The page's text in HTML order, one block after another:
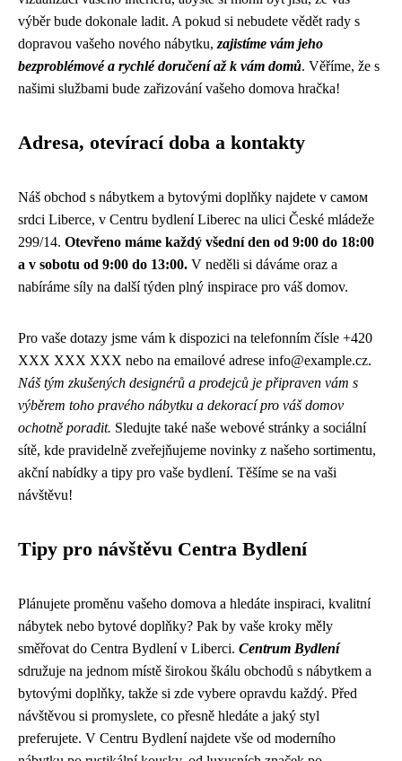
výběr bude dokonale ladit. A pokud si nebudete vědět rady s
dopravou vašeho nového nábytku, zajistíme vám jeho
bezproblémové a rychlé doručení až k vám domů. Věříme, že s
našimi službami bude zařizování vašeho domova hračka!
Adresa, otevírací doba a kontakty
Náš obchod s nábytkem a bytovými doplňky najdete v самом
srdci Liberce, v Centru bydlení Liberec na ulici České mládeže
299/14. Otevřeno máme každý všední den od 9:00 do 18:00
a v sobotu od 9:00 do 13:00. V neděli si dáváme oraz a
nabíráme síly na další týden plný inspirace pro váš domov.
Pro vaše dotazy jsme vám k dispozici na telefonním čísle +420
XXX XXX XXX nebo na emailové adrese info@example.cz.
Náš tým zkušených designérů a prodejců je připraven vám s
výběrem toho pravého nábytku a dekorací pro váš domov
ochotně poradit. Sledujte také naše webové stránky a sociální
sítě, kde pravidelně zveřejňujeme novinky z našeho sortimentu,
akční nabídky a tipy pro vaše bydlení. Těšíme se na vaši
návštěvu!
Tipy pro návštěvu Centra Bydlení
Plánujete proměnu vašeho domova a hledáte inspiraci, kvalitní
nábytek nebo bytové doplňky? Pak by vaše kroky měly
směřovat do Centra Bydlení v Liberci. Centrum Bydlení
sdružuje na jednom místě širokou škálu obchodů s nábytkem a
bytovými doplňky, takže si zde vybere opravdu každý. Před
návštěvou si promyslete, co přesně hledáte a jaký styl
preferujete. V Centru Bydlení najdete vše od moderního